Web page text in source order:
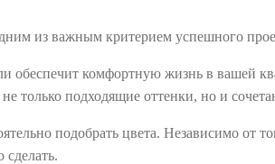
из важным критерием успешного
обеспечит комфортную жизнь в вашей
только подходящие оттенки, но и
подобрать цвета. Независимо от